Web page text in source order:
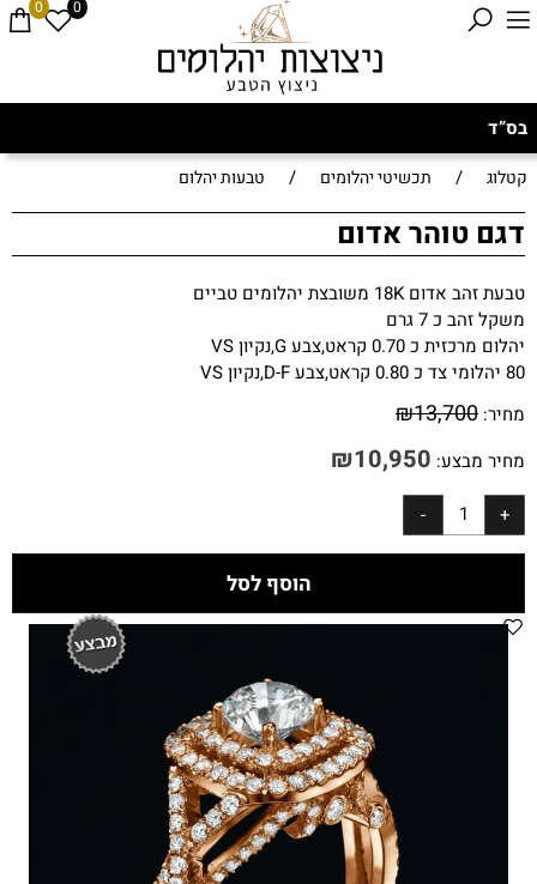
בס”ד
0 0
קטלוג / תכשיטי יהלומים / טבעות יהלום
דגם טוהר אדום
טבעת זהב אדום 18K משובצת יהלומים טביים
משקל זהב כ 7 גרם
יהלום מרכזית כ 0.70 קראט,צבע G,נקיון VS
80 יהלומי צד כ 0.80 קראט,צבע D-F,נקיון VS
מחיר:
₪13,700
מחיר מבצע: ₪10,950
הוסף לסל